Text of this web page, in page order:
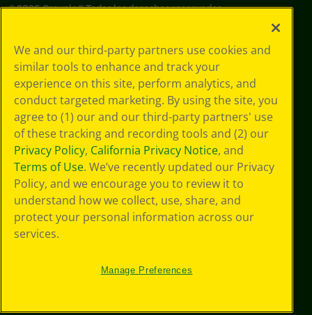
©2026Crayola® Todos los derechos reservados.
de privacidad
Política de
privacidad
Términos de SMS
GDPR
Aviso de
privacidad de CA
Cookie
Preferences
Condiciones de
uso
Accesibilidad web
Mapa del sitio
We and our third-party partners use cookies and
similar tools to enhance and track your
experience on this site, perform analytics, and
conduct targeted marketing. By using the site, you
agree to (1) our and our third-party partners' use
of these tracking and recording tools and (2) our
Privacy Policy, California Privacy Notice, and
Terms of Use. We’ve recently updated our Privacy
Policy, and we encourage you to review it to
understand how we collect, use, share, and
protect your personal information across our
services.
Manage Preferences